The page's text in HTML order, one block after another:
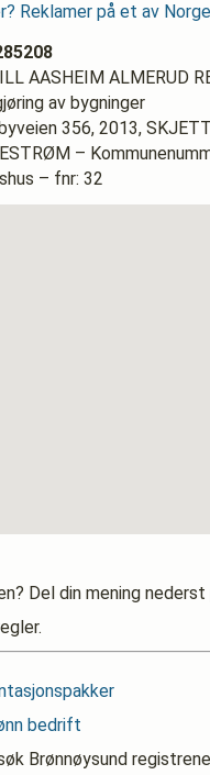
Reklamer på et av
AASHEIM ALMERUD
av bygninger
356, 2013,
–
– fnr: 32
Del din mening nederst
bedrift
Brønnøysund